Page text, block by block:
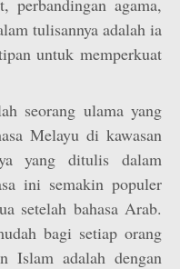
perbandingan agama,
tulisannya adalah ia
untuk memperkuat
seorang ulama yang
Melayu di kawasan
yang ditulis dalam
ini semakin populer
setelah bahasa Arab.
bagi setiap orang
Islam adalah dengan